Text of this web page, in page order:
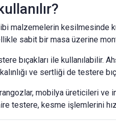
malzemelerin kesilmesinde
sabit bir masa üzerine
bıçakları ile
ve sertliği de testere
mobilya üreticileri ve
testere, kesme işlemlerini